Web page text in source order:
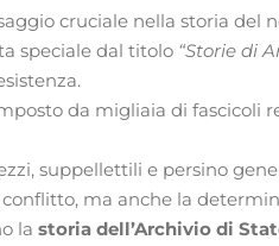
cruciale nella storia del
speciale dal titolo “Storie di
da migliaia di fascicoli
suppellettili e persino
ma anche la
la storia dell’Archivio di